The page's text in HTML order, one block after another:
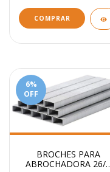
COMPRAR
6%
OFF
BROCHES PARA
ABROCHADORA 26/6